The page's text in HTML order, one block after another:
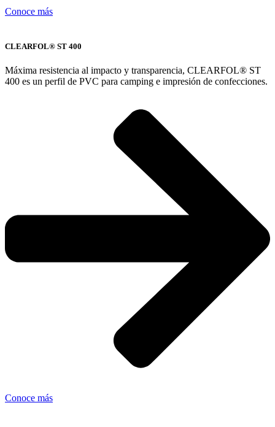
Conoce más
CLEARFOL® ST 400
Máxima resistencia al impacto y transparencia, CLEARFOL® ST
400 es un perfil de PVC para camping e impresión de confecciones.
Conoce más